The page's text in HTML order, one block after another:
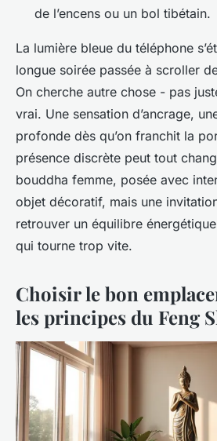
de l’encens ou un bol tibétain.
La lumière bleue du téléphone
longue soirée passée à scroller
On cherche autre chose - pas
vrai. Une sensation d’ancrage,
profonde dès qu’on franchit la
présence discrète peut tout
bouddha femme, posée avec
objet décoratif, mais une
retrouver un équilibre
qui tourne trop vite.
Choisir le bon
les principes du Feng